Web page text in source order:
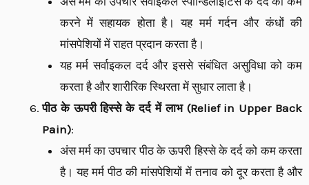
करने में सहायक होता है। यह मर्म गर्दन और कंधों की
मांसपेशियों में राहत प्रदान करता है।
यह मर्म सर्वाइकल दर्द और इससे संबंधित असुविधा को कम
करता है और शारीरिक स्थिरता में सुधार लाता है।
पीठ के ऊपरी हिस्से के दर्द में लाभ (Relief in Upper Back
Pain):
अंस मर्म का उपचार पीठ के ऊपरी हिस्से के दर्द को कम करता
है। यह मर्म पीठ की मांसपेशियों में तनाव को दूर करता है और